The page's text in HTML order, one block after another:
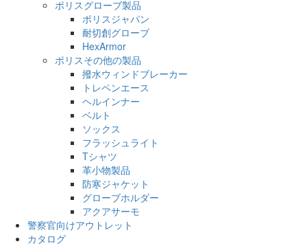
ポリスグローブ製品
ポリスジャパン
耐切創グローブ
HexArmor
ポリスその他の製品
撥水ウィンドブレーカー
トレペンエース
ヘルインナー
ベルト
ソックス
フラッシュライト
Tシャツ
革小物製品
防寒ジャケット
グローブホルダー
アクアサーモ
警察官向けアウトレット
カタログ